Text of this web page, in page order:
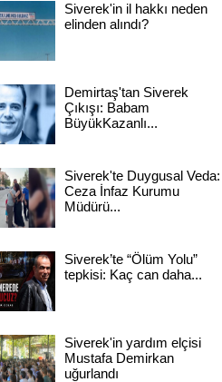
Siverek'in il hakkı neden
elinden alındı?
Demirtaş'tan Siverek
Çıkışı: Babam
BüyükKazanlı...
Siverek'te Duygusal Veda:
Ceza İnfaz Kurumu
Müdürü...
Siverek’te “Ölüm Yolu”
tepkisi: Kaç can daha...
Siverek'in yardım elçisi
Mustafa Demirkan
uğurlandı